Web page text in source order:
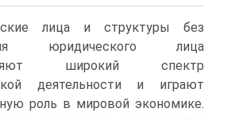
лица и структуры без
юридического лица
широкий спектр
деятельности и играют
роль в мировой экономике.